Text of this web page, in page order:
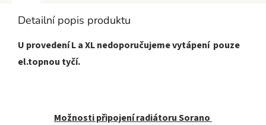
Detailní popis produktu
U provedení L a XL nedoporučujeme vytápení pouze
el.topnou tyčí.
Možnosti připojení radiátoru Sorano